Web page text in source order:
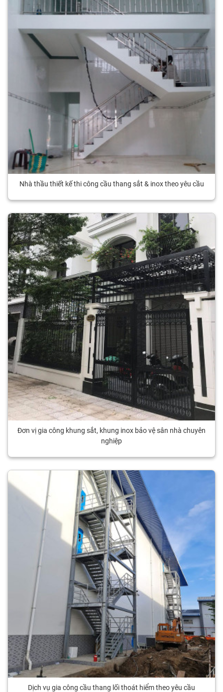
Nhà thầu thiết kế thi công cầu thang sắt & inox theo yêu cầu
Đơn vị gia công khung sắt, khung inox bảo vệ sân nhà chuyên
nghiệp
Dịch vụ gia công cầu thang lối thoát hiểm theo yêu cầu